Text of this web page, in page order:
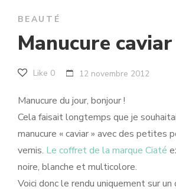
BEAUTÉ
Manucure caviar
Like 0 12 novembre 2012
Manucure du jour, bonjour !
Cela faisait longtemps que je
manucure « caviar » avec des petites
vernis. Le coffret de la marque Ciaté
noire, blanche et multicolore.
Voici donc le rendu uniquement sur un